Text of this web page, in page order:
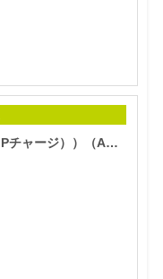
モーリーオンライン（初回課金（MPチャージ））（Android）